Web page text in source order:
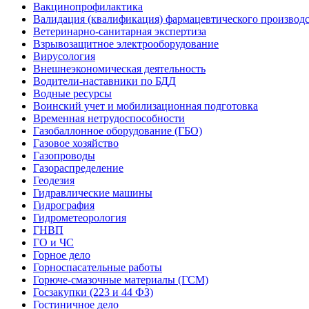
Вакцинопрофилактика
Валидация (квалификация) фармацевтического
Ветеринарно-санитарная экспертиза
Взрывозащитное электрооборудование
Вирусология
Внешнеэкономическая деятельность
Водители-наставники по БДД
Водные ресурсы
Воинский учет и мобилизационная подготовка
Временная нетрудоспособности
Газобаллонное оборудование (ГБО)
Газовое хозяйство
Газопроводы
Газораспределение
Геодезия
Гидравлические машины
Гидрография
Гидрометеорология
ГНВП
ГО и ЧС
Горное дело
Горноспасательные работы
Горюче-смазочные материалы (ГСМ)
Госзакупки (223 и 44 ФЗ)
Гостиничное дело